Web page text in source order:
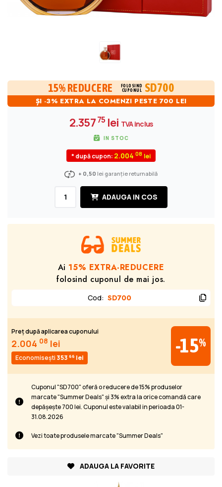
15% REDUCERE
FOLOSIND
CUPONUL
SD700
ȘI -3% EXTRA LA COMENZI PESTE 700 LEI
2.35775 lei TVA inclus
IN STOC
* după cupon: 2.004 08
+ 0,50 lei garanție returnabilă
ADAUGA IN COS
Ai 15% EXTRA-REDUCERE
folosind cuponul de mai jos.
Cod: SD700
Preț după aplicarea cuponului
2.004 08 lei
Economisești 353 66 lei
-15%
Cuponul "SD700" oferă o reducere de 15% produselor
marcate "Summer Deals" și 3% extra la orice comandă care
depășește 700 lei. Cuponul este valabil in perioada 01-
31.08.2026
Vezi toate produsele marcate "Summer Deals"
ADAUGA LA FAVORITE